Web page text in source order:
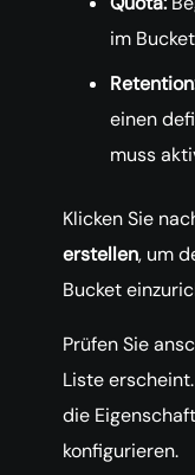
im
einen
muss
Klicken Sie
erstellen, um
Bucket
Prüfen Sie
Liste
die
konfigurieren.